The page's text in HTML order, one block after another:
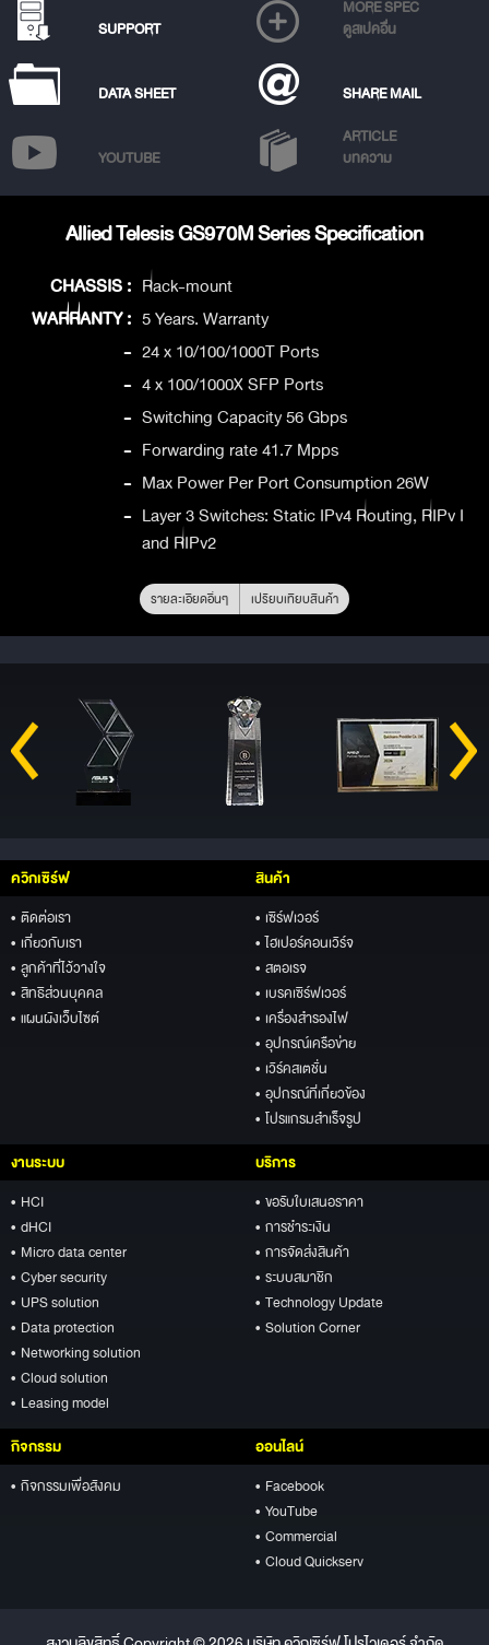
SUPPORT
MORE SPEC
ดูสเปคอื่น
DATA SHEET SHARE MAIL
YOUTUBE
ARTICLE
บทความ
Allied Telesis GS970M Series Specification
CHASSIS : Rack-mount
WARRANTY : 5 Years. Warranty
- 24 x 10/100/1000T Ports
- 4 x 100/1000X SFP Ports
- Switching Capacity 56 Gbps
- Forwarding rate 41.7 Mpps
- Max Power Per Port Consumption 26W
- Layer 3 Switches: Static IPv4 Routing, RIPv I
and RIPv2
รายละเอียดอื่นๆ เปรียบเทียบสินค้า
ควิกเซิร์ฟ
• ติดต่อเรา
• เกี่ยวกับเรา
• ลูกค้าที่ไว้วางใจ
• สิทธิส่วนบุคคล
• แผนผังเว็บไซต์
สินค้า
• เซิร์ฟเวอร์
• ไฮเปอร์คอนเวิร์จ
• สตอเรจ
• เบรคเซิร์ฟเวอร์
• เครื่องสำรองไฟ
• อุปกรณ์เครือข่าย
• เวิร์คสเตชั่น
• อุปกรณ์ที่เกี่ยวข้อง
• โปรแกรมสำเร็จรูป
งานระบบ
• HCI
• dHCI
• Micro data center
• Cyber security
• UPS solution
• Data protection
• Networking solution
• Cloud solution
• Leasing model
บริการ
• ขอรับใบเสนอราคา
• การชำระเงิน
• การจัดส่งสินค้า
• ระบบสมาชิก
• Technology Update
• Solution Corner
กิจกรรม
• กิจกรรมเพื่อสังคม
ออนไลน์
• Facebook
• YouTube
• Commercial
• Cloud Quickserv